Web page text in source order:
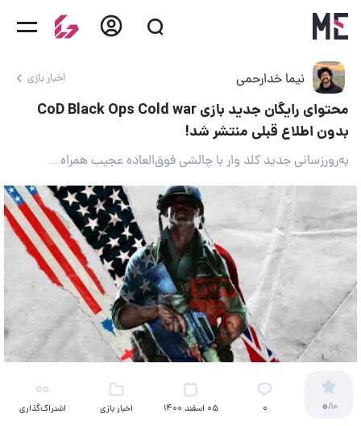
نیما خدارحمی اخبار بازی
محتوای رایگان جدید بازی CoD Black Ops Cold war
بدون اطلاع قبلی منتشر شد!
به‌رورزسانی جدید کلد وار با چالشی فوق‌العاده عجیب همراه است!
0/10 ۰ 05 اسفند 1400 اخبار بازی اشتراک‌گذاری